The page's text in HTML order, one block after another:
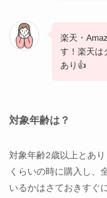
楽天・
す！楽天は
あり👍
対象年齢は？
対象年齢2歳以上 とあ
くらいの時に購入し、
いるかはさておきすぐ